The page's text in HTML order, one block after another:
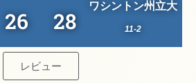
26 28
ワシントン州立大
11-2
レビュー